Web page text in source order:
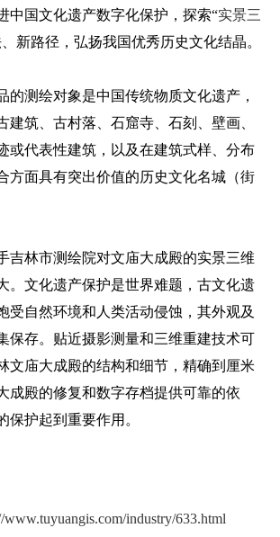
中国文化遗产数字化保护，探索“实景三
新路径，弘扬我国优秀历史文化结晶。
的测绘对象是中国传统物质文化遗产，
建筑、古村落、石窟寺、石刻、壁画、
或代表性建筑，以及在建筑式样、分布
方面具有突出价值的历史文化名城（街
吉林市测绘院对文庙大成殿的实景三维
。文化遗产保护是世界难题，古文化遗
受自然环境和人类活动侵蚀，其外观及
保存。贴近摄影测量和三维重建技术可
文庙大成殿的结构和细节，精确到厘米
成殿的修复和数字存档提供可靠的依
保护起到重要作用。
www.tuyuangis.com/industry/633.html